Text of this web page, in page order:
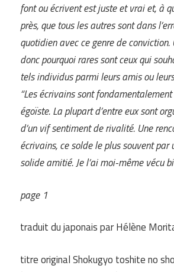
font ou écrivent est juste et vrai et, à
près, que tous les autres sont dans
quotidien avec ce genre de conviction.
donc pourquoi rares sont ceux qui
tels individus parmi leurs amis ou
“Les écrivains sont
égoïste. La plupart d’entre eux sont
d’un vif sentiment de rivalité. Une
écrivains, ce solde le plus souvent par
solide amitié. Je l’ai moi-même vécu
page 1
traduit du japonais par Hélène
titre original Shokugyo toshite no